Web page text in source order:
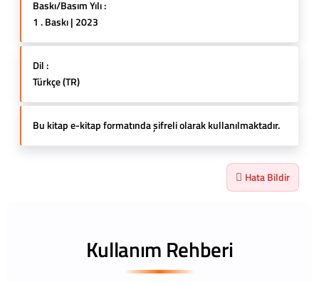
Baskı/Basım Yılı :
1 . Baskı | 2023
Dil :
Türkçe (TR)
Bu kitap e-kitap formatında şifreli olarak kullanılmaktadır.
Hata Bildir
Kullanım Rehberi